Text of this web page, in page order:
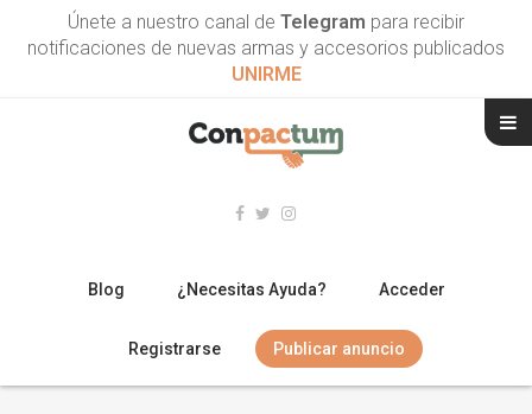
Únete a nuestro canal de Telegram para recibir
notificaciones de nuevas armas y accesorios publicados
UNIRME
Blog ¿Necesitas Ayuda? Acceder
Registrarse Publicar anuncio